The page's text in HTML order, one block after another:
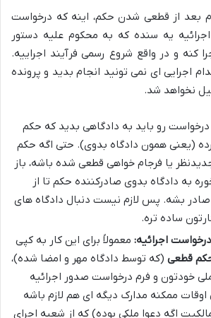
بعد از قطعی شدن حکم، اینه که درخواست
یه سنده که به محکوم علیه دستور
کنه و در واقع شروع رسمی فرآیند اجراییه.
اجرایی ای نمی تونید انجام بدید و پرونده
نخواهد شد.
درخواست رو باید به دادگاهی بدید که حکم
(یعنی همون دادگاه بدوی). حتی اگه حکم
یا فرجام خواهی قطعی شده باشه، باز
به دادگاه بدوی صادرکننده حکم تا از
صادر بشه. پس لازم نیست دنبال دادگاه های
ساده تره.
اجرائیه: معمولاً برای این کار به کپی
قطعی (که توسط دادگاه مهر و امضا شده)،
خودتون و فرم درخواست صدور اجرائیه
اوقات ممکنه مدارک دیگه ای هم لازم باشه
اگه دعوا ملکی بوده) که از شعبه اجرای